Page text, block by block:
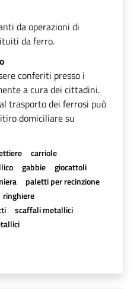
da operazioni di
da ferro.
conferiti presso i
a cura dei cittadini.
trasporto dei ferrosi può
domiciliare su
carriole
gabbie
giocattoli
paletti per recinzione
ringhiere
scaffali metallici